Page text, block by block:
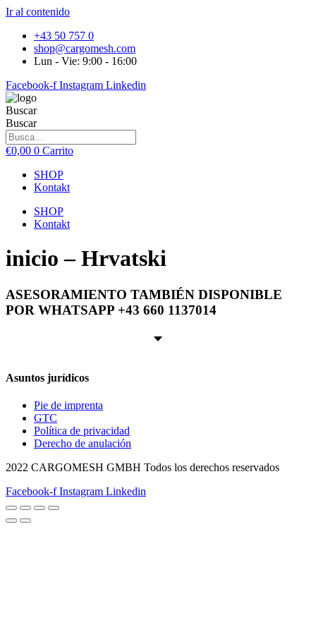
Ir al contenido
+43 50 757 0
shop@cargomesh.com
Lun - Vie: 9:00 - 16:00
Facebook-f Instagram Linkedin
Buscar
Buscar
€0,00 0 Carrito
SHOP
Kontakt
SHOP
Kontakt
inicio – Hrvatski
ASESORAMIENTO TAMBIÉN DISPONIBLE
POR WHATSAPP +43 660 1137014
Asuntos jurídicos
Pie de imprenta
GTC
Política de privacidad
Derecho de anulación
2022 CARGOMESH GMBH Todos los derechos reservados
Facebook-f Instagram Linkedin